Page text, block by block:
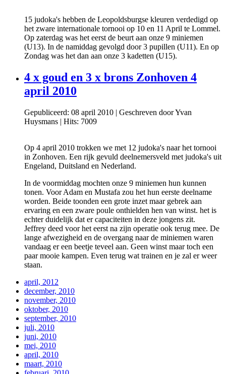
15 judoka's hebben de Leopoldsburgse kleuren verdedigd op
het zware internationale tornooi op 10 en 11 April te Lommel.
Op zaterdag was het eerst de beurt aan onze 9 miniemen
(U13). In de namiddag gevolgd door 3 pupillen (U11). En op
Zondag was het dan aan onze 3 kadetten (U15).
4 x goud en 3 x brons Zonhoven 4
april 2010
Gepubliceerd: 08 april 2010 | Geschreven door Yvan
Huysmans | Hits: 7009
Op 4 april 2010 trokken we met 12 judoka's naar het tornooi
in Zonhoven. Een rijk gevuld deelnemersveld met judoka's uit
Engeland, Duitsland en Nederland.
In de voormiddag mochten onze 9 miniemen hun kunnen
tonen. Voor Adam en Mustafa zou het hun eerste deelname
worden. Beide toonden een grote inzet maar gebrek aan
ervaring en een zware poule onthielden hen van winst. het is
echter duidelijk dat er capaciteiten in deze jongens zit.
Jeffrey deed voor het eerst na zijn operatie ook terug mee. De
lange afwezigheid en de overgang naar de miniemen waren
vandaag er een beetje teveel aan. Geen winst maar toch een
paar mooie kampen. Even terug wat trainen en je zal er weer
staan.
april, 2012
december, 2010
november, 2010
oktober, 2010
september, 2010
juli, 2010
juni, 2010
mei, 2010
april, 2010
maart, 2010